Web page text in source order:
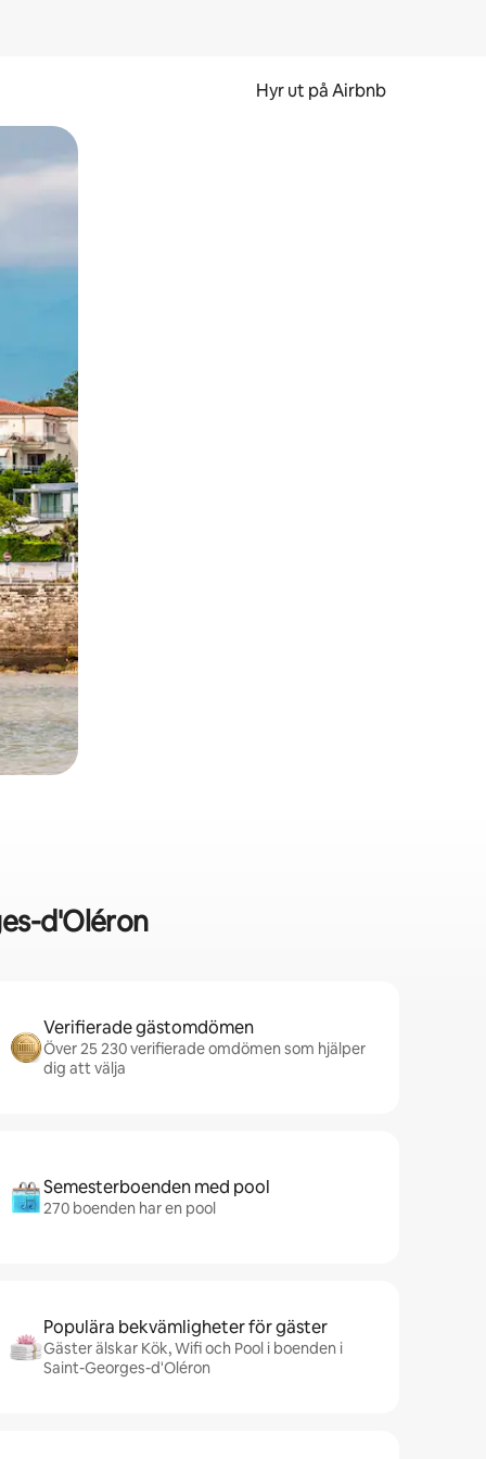
Hyr ut på Airbnb
d'Oléron
Verifierade gästomdömen
Över 25 230 verifierade omdömen som hjälper
dig att välja
Semesterboenden med pool
270 boenden har en pool
Populära bekvämligheter för gäster
Gäster älskar Kök, Wifi och Pool i boenden i
Saint-Georges-d'Oléron